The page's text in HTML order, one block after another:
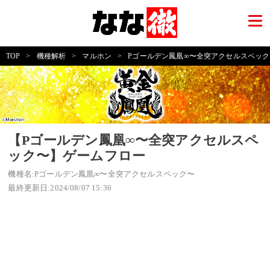
TOP > 機種解析 > マルホン > Pゴールデン鳳凰∞〜全突アクセルスペッ
【Pゴールデン鳳凰∞〜全突アクセルスペ
ック〜】ゲームフロー
機種名:Pゴールデン鳳凰∞〜全突アクセルスペック〜
最終更新日:2024/08/07 15:36